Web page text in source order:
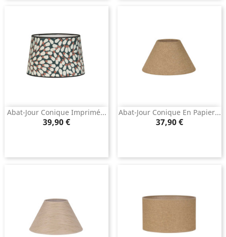
Abat-Jour Conique Imprimé...
Prix
39,90 €
Abat-Jour Conique En Papier...
Prix
37,90 €